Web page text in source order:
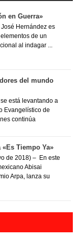
en Guerra»
Hernández es
de un
al indagar ...
del mundo
está levantando a
Evangelístico de
continúa
Tiempo Ya»
de 2018) – En este
Abisai
Arpa, lanza su